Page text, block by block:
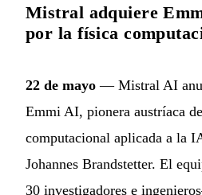
Mistral adquiere
por la física
22 de mayo — Mistral AI
Emmi AI, pionera austríaca
computacional aplicada a la
Johannes Brandstetter. El
30 investigadores e